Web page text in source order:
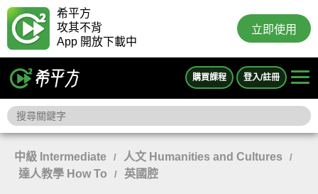
希平方
攻其不背
App 開放下載中
立即使用
購買課程 登入/註冊
中級 Intermediate / 人文 Humanities and Cultures /
達人教學 How To / 英國腔